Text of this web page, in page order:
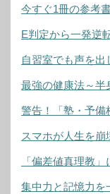
今すぐ1冊の参考
E判定から一発逆
自習室でも声を
最強の健康法～半
警告！「塾・予備
スマホが人生を崩
「偏差値真理教
集中力と記憶力を